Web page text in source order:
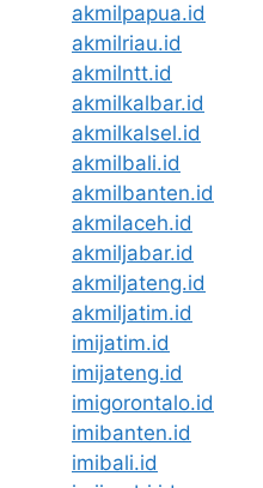
akmilpapua.id
akmilriau.id
akmilntt.id
akmilkalbar.id
akmilkalsel.id
akmilbali.id
akmilbanten.id
akmilaceh.id
akmiljabar.id
akmiljateng.id
akmiljatim.id
imijatim.id
imijateng.id
imigorontalo.id
imibanten.id
imibali.id